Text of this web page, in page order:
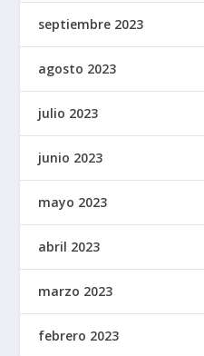
septiembre 2023
agosto 2023
julio 2023
junio 2023
mayo 2023
abril 2023
marzo 2023
febrero 2023